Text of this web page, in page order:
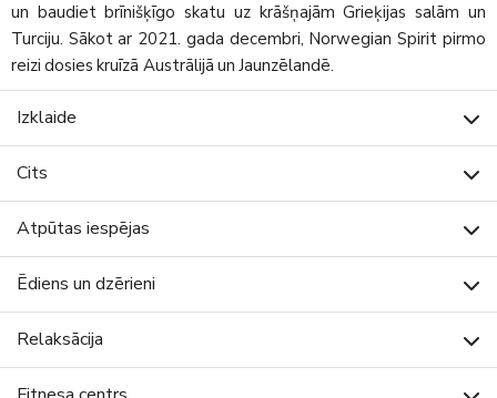
un baudiet brīnišķīgo skatu uz krāšņajām Grieķijas salām un
Turciju. Sākot ar 2021. gada decembri, Norwegian Spirit pirmo
reizi dosies kruīzā Austrālijā un Jaunzēlandē.
Izklaide
Cits
Atpūtas iespējas
Ēdiens un dzērieni
Relaksācija